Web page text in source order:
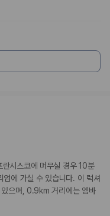
시스코에 머무실 경우 10분
에 가실 수 있습니다. 이 럭셔
으며, 0.9km 거리에는 엠바